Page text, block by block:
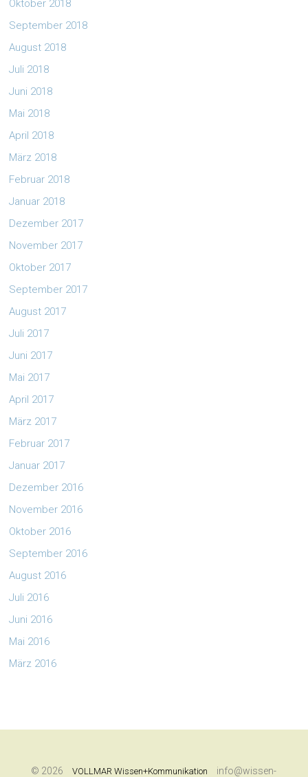
Oktober 2018
September 2018
August 2018
Juli 2018
Juni 2018
Mai 2018
April 2018
März 2018
Februar 2018
Januar 2018
Dezember 2017
November 2017
Oktober 2017
September 2017
August 2017
Juli 2017
Juni 2017
Mai 2017
April 2017
März 2017
Februar 2017
Januar 2017
Dezember 2016
November 2016
Oktober 2016
September 2016
August 2016
Juli 2016
Juni 2016
Mai 2016
März 2016
© 2026 VOLLMAR Wissen+Kommunikation info@wissen-